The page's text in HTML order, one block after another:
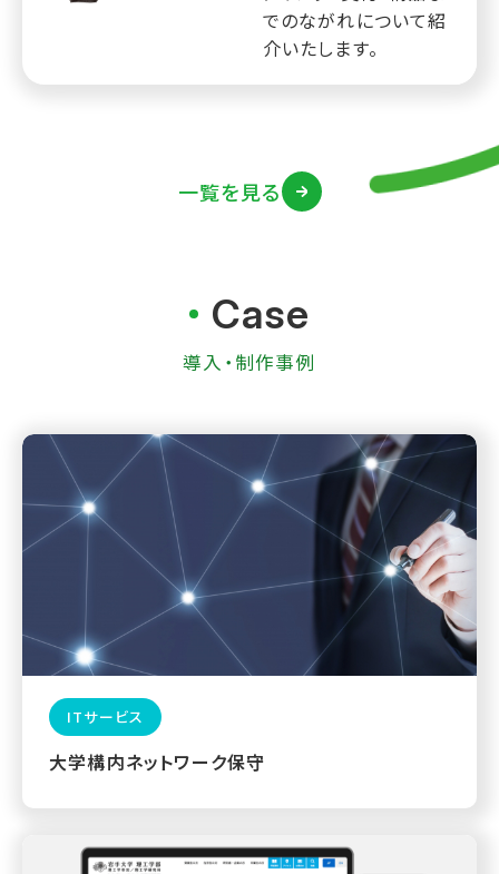
でのながれについて紹
介いたします。
一覧を見る
Case
導入・制作事例
ITサービス
大学構内ネットワーク保守